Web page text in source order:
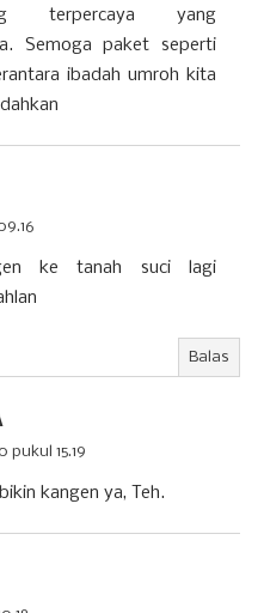
terpercaya yang
Semoga paket seperti
ibadah umroh kita
ke tanah suci lagi
Balas
pukul 15.19
kangen ya, Teh.